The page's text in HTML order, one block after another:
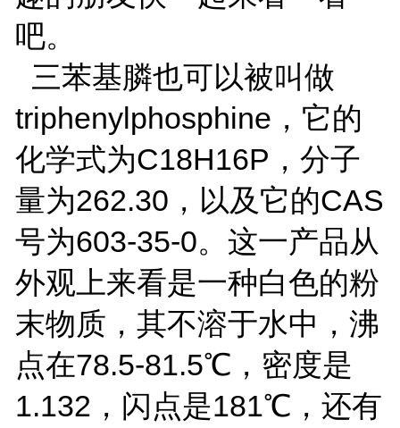
吧。
三苯基膦也可以被叫做
triphenylphosphine，它的
化学式为C18H16P，分子
量为262.30，以及它的CAS
号为603-35-0。这一产品从
外观上来看是一种白色的粉
末物质，其不溶于水中，沸
点在78.5-81.5℃，密度是
1.132，闪点是181℃，还有